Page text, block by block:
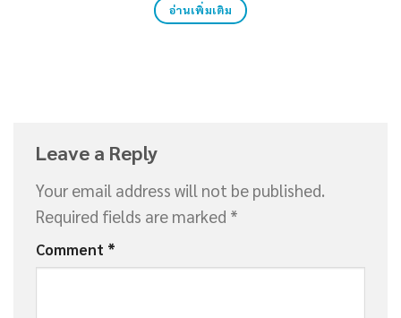
อ่านเพิ่มเติม
Leave a Reply
Your email address will not be published.
Required fields are marked *
Comment *